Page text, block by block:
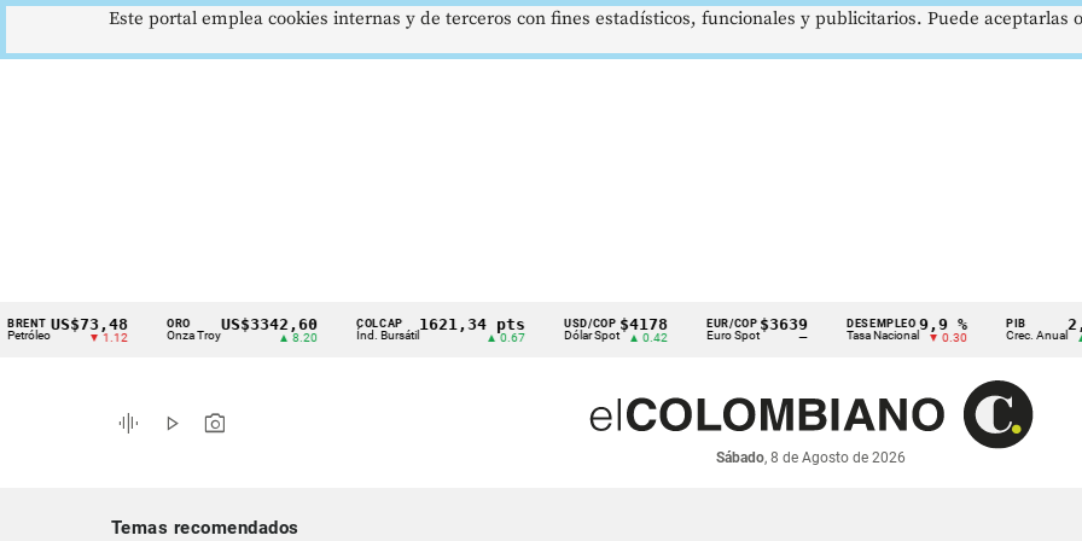
Cintillo
indicadores
económicos
US$73,48
▼ 1.12
ORO
Onza Troy
US$3342,60 COLCAP
Índ. Bursátil
1621,34 pts USD/COP
Dólar Spot
$4178
▲ 0.42
EUR/COP
Euro Spot
$3639
—
DESEMPLEO
Tasa Nacional
9,9 %
▼ 0.30
PIB
Crec. Anual
2,8 %
▲ 0.10
graphic_eq play_arrow photo_camera
Sábado, 8 de Agosto de 2026
Temas recomendados
Este portal emplea cookies internas y de terceros con fines estadísticos, funcionales y publicitarios. Puede aceptarlas